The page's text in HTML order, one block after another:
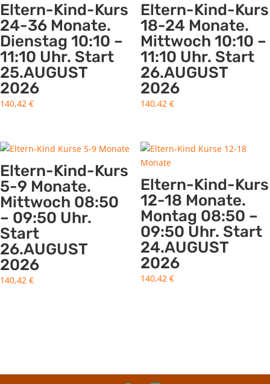
Eltern-Kind-Kurs
24-36 Monate.
Dienstag 10:10 –
11:10 Uhr. Start
25.AUGUST
2026
140,42 €
Eltern-Kind-Kurs
18-24 Monate.
Mittwoch 10:10 –
11:10 Uhr. Start
26.AUGUST
2026
140,42 €
Eltern-Kind-Kurs
5-9 Monate.
Mittwoch 08:50
– 09:50 Uhr.
Start
26.AUGUST
2026
140,42 €
Eltern-Kind-Kurs
12-18 Monate.
Montag 08:50 –
09:50 Uhr. Start
24.AUGUST
2026
140,42 €